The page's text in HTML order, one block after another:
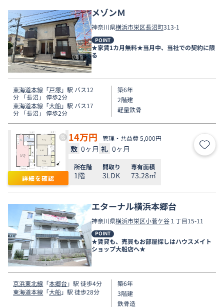
メゾンＭ
神奈川県横浜市栄区長沼町313-1
POINT
★家賃1カ月無料★当月中、当社での契約に限
る
東海道本線 「戸塚」駅 バス12
分 「長沼」 停歩2分
東海道本線 「大船」駅 バス17
分 「長沼」 停歩2分
築6年
2階建
軽量鉄骨
詳細を確認
14万円 管理・共益費 5,000円
敷 0ヶ月 礼 0ヶ月 お気
所在階
1階
間取り
3LDK
専有面積
73.28㎡
エターナル横浜本郷台
神奈川県横浜市栄区小菅ケ谷１丁目15-11
POINT
★賃貸も、売買もお部屋探しはハウスメイト
ショップ大船店へ★
京浜東北線 「本郷台」駅 徒歩4分
東海道本線 「大船」駅 徒歩28分
築6年
3階建
鉄骨造